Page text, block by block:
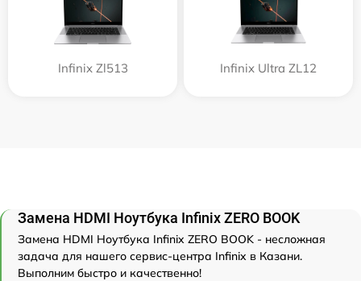
Infinix Zl513 Infinix Ultra ZL12
Замена HDMI Ноутбука Infinix ZERO BOOK
Замена HDMI Ноутбука Infinix ZERO BOOK - несложная
задача для нашего сервис-центра Infinix в Казани.
Выполним быстро и качественно!